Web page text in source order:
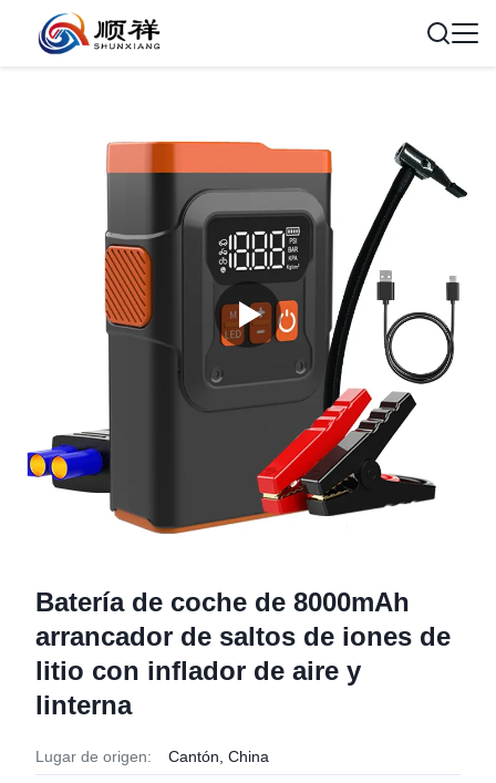
Batería de coche de 8000mAh
arrancador de saltos de iones de
litio con inflador de aire y
linterna
Lugar de origen: Cantón, China